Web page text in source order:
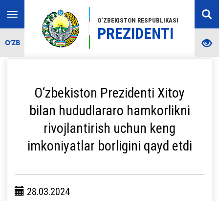
O‘ZBEKISTON RESPUBLIKASI
PREZIDENTI
Toggle
navigation
O‘ZB
O‘zbekiston Prezidenti Xitoy
bilan hududlararo hamkorlikni
rivojlantirish uchun keng
imkoniyatlar borligini qayd etdi
28.03.2024